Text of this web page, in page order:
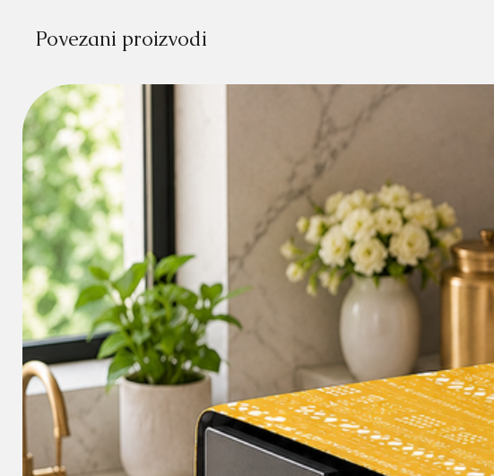
Povezani proizvodi